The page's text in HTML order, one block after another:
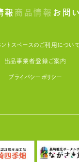
報商品情報 お問
ントスペースのご利用について
出品事業者登録ご案内
プライバシーポリシー